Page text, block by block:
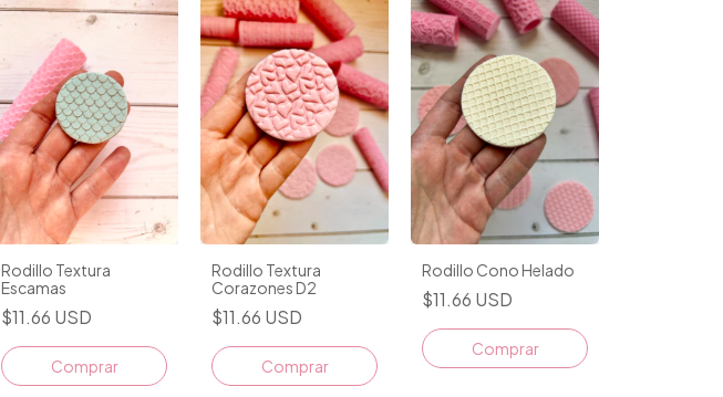
Rodillo Textura
Escamas
$11.66 USD
Rodillo Textura
Corazones D2
$11.66 USD
Rodillo Cono Helado
$11.66 USD